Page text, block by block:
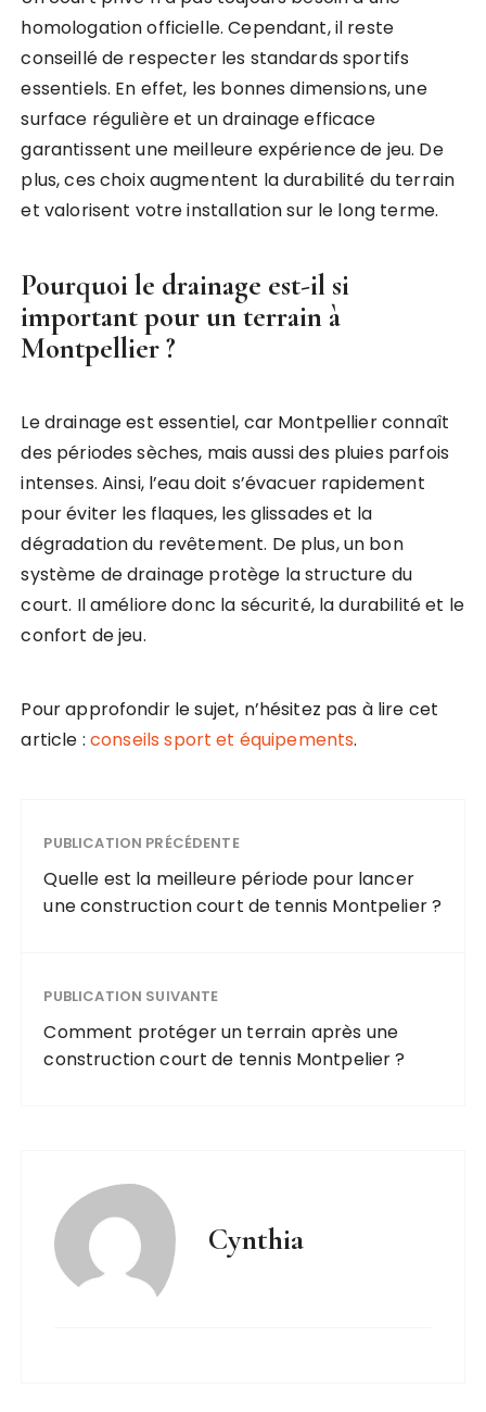
homologation officielle. Cependant, il reste
conseillé de respecter les standards sportifs
essentiels. En effet, les bonnes dimensions, une
surface régulière et un drainage efficace
garantissent une meilleure expérience de jeu. De
plus, ces choix augmentent la durabilité du terrain
et valorisent votre installation sur le long terme.
Pourquoi le drainage est-il si
important pour un terrain à
Montpellier ?
Le drainage est essentiel, car Montpellier connaît
des périodes sèches, mais aussi des pluies parfois
intenses. Ainsi, l’eau doit s’évacuer rapidement
pour éviter les flaques, les glissades et la
dégradation du revêtement. De plus, un bon
système de drainage protège la structure du
court. Il améliore donc la sécurité, la durabilité et le
confort de jeu.
Pour approfondir le sujet, n’hésitez pas à lire cet
article : conseils sport et équipements.
PUBLICATION PRÉCÉDENTE
Quelle est la meilleure période pour lancer
une construction court de tennis Montpelier ?
PUBLICATION SUIVANTE
Comment protéger un terrain après une
construction court de tennis Montpelier ?
Cynthia